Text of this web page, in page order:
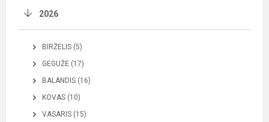
2026
BIRŽELIS (5)
GEGUŽĖ (17)
BALANDIS (16)
KOVAS (10)
VASARIS (15)